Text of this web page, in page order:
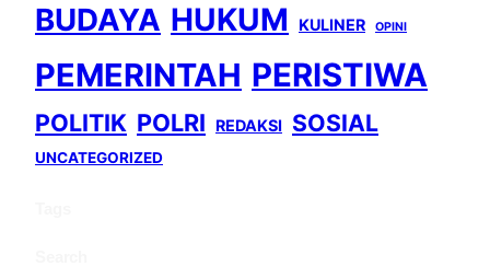
BUDAYA HUKUM KULINER OPINI
PEMERINTAH PERISTIWA
POLITIK POLRI REDAKSI SOSIAL
UNCATEGORIZED